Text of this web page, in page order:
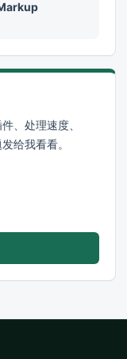
、处理速度、
给我看看。